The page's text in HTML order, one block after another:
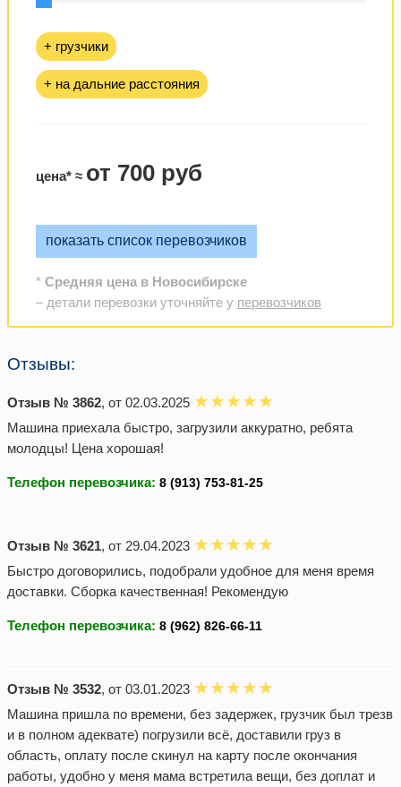
+ грузчики
+ на дальние расстояния
цена* ≈ от 700 руб
показать список перевозчиков
* Средняя цена в Новосибирске
– детали перевозки уточняйте у перевозчиков
Отзывы:
Отзыв № 3862, от 02.03.2025
Машина приехала быстро, загрузили аккуратно, ребята
молодцы! Цена хорошая!
Телефон перевозчика:
Отзыв № 3621, от 29.04.2023
Быстро договорились, подобрали удобное для меня время
доставки. Сборка качественная! Рекомендую
Телефон перевозчика:
Отзыв № 3532, от 03.01.2023
Машина пришла по времени, без задержек, грузчик был трезв
и в полном адеквате) погрузили всё, доставили груз в
область, оплату после скинул на карту после окончания
работы, удобно у меня мама встретила вещи, без доплат и